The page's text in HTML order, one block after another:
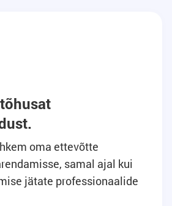
oma ettevõtte
samal ajal kui
jätate professionaalide